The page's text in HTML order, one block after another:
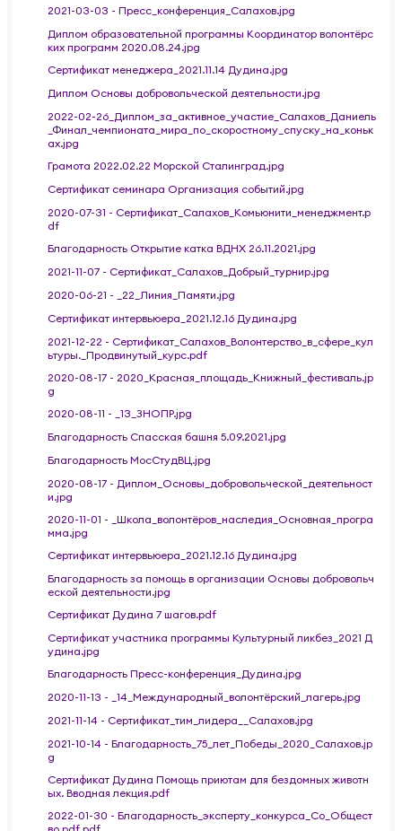
2021-03-03 - Пресс_конференция_Салахов.jpg
Диплом образовательной программы Координатор волонтёрс
ких программ 2020.08.24.jpg
Сертификат менеджера_2021.11.14 Дудина.jpg
Диплом Основы добровольческой деятельности.jpg
2022-02-26_Диплом_за_активное_участие_Салахов_Даниель
_Финал_чемпионата_мира_по_скоростному_спуску_на_коньк
ах.jpg
Грамота 2022.02.22 Морской Сталинград.jpg
Сертификат семинара Организация событий.jpg
2020-07-31 - Сертификат_Салахов_Комьюнити_менеджмент.p
df
Благодарность Открытие катка ВДНХ 26.11.2021.jpg
2021-11-07 - Сертификат_Салахов_Добрый_турнир.jpg
2020-06-21 - _22_Линия_Памяти.jpg
Сертификат интервьюера_2021.12.16 Дудина.jpg
2021-12-22 - Сертификат_Салахов_Волонтерство_в_сфере_кул
ьтуры._Продвинутый_курс.pdf
2020-08-17 - 2020_Красная_площадь_Книжный_фестиваль.jp
g
2020-08-11 - _13_ЗНОПР.jpg
Благодарность Спасская башня 5.09.2021.jpg
Благодарность МосСтудВЦ.jpg
2020-08-17 - Диплом_Основы_добровольческой_деятельност
и.jpg
2020-11-01 - _Школа_волонтёров_наследия_Основная_програ
мма.jpg
Сертификат интервьюера_2021.12.16 Дудина.jpg
Благодарность за помощь в организации Основы добровольч
еской деятельности.jpg
Сертификат Дудина 7 шагов.pdf
Сертификат участника программы Культурный ликбез_2021 Д
удина.jpg
Благодарность Пресс-конференция_Дудина.jpg
2020-11-13 - _14_Международный_волонтёрский_лагерь.jpg
2021-11-14 - Сертификат_тим_лидера__Салахов.jpg
2021-10-14 - Благодарность_75_лет_Победы_2020_Салахов.jp
g
Сертификат Дудина Помощь приютам для бездомных животн
ых. Вводная лекция.pdf
2022-01-30 - Благодарность_эксперту_конкурса_Со_Общест